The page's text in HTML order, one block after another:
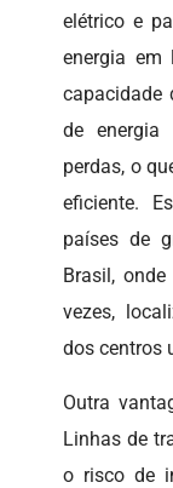
elétrico e
energia em
capacidade
de
perdas, o
eficiente.
países de
Brasil,
vezes,
dos centros
Outra
Linhas de
o risco de